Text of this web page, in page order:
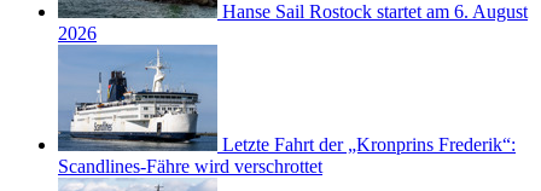
Hanse Sail Rostock startet am 6. August
2026
Letzte Fahrt der „Kronprins Frederik“:
Scandlines-Fähre wird verschrottet